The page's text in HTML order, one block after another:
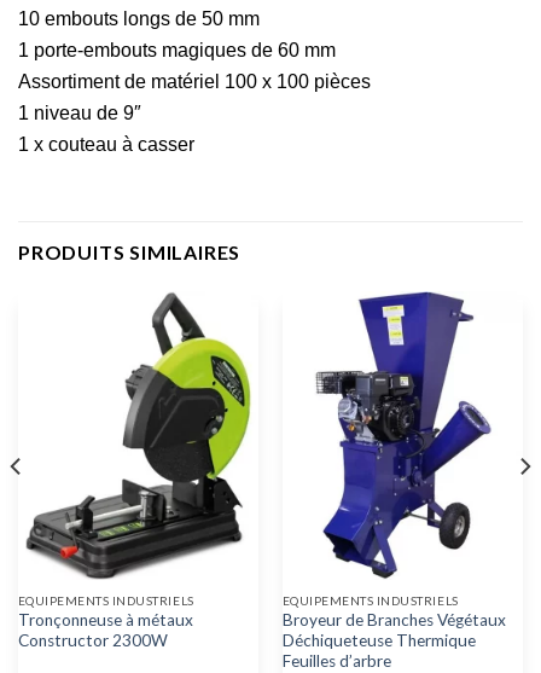
10 embouts longs de 50 mm
1 porte-embouts magiques de 60 mm
Assortiment de matériel 100 x 100 pièces
1 niveau de 9″
1 x couteau à casser
PRODUITS SIMILAIRES
EQUIPEMENTS INDUSTRIELS
Tronçonneuse à métaux
Constructor 2300W
EQUIPEMENTS INDUSTRIELS
Broyeur de Branches Végétaux
Déchiqueteuse Thermique
Feuilles d’arbre